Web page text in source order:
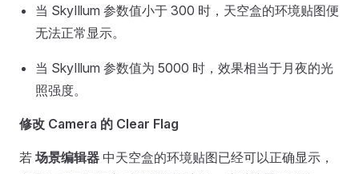
当 SkyIllum 参数值小于 300 时，天空盒的环境贴图便
无法正常显示。
当 SkyIllum 参数值为 5000 时，效果相当于月夜的光
照强度。
修改 Camera 的 Clear Flag
若 场景编辑器 中天空盒的环境贴图已经可以正确显示，